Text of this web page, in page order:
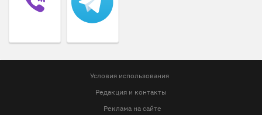
Условия использования
Редакция и контакты
Реклама на сайте